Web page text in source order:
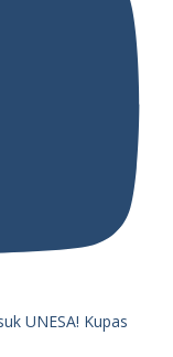
UNESA! Kupas